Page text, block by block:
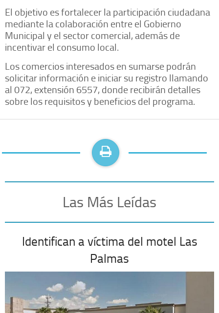
El objetivo es fortalecer la participación ciudadana
mediante la colaboración entre el Gobierno
Municipal y el sector comercial, además de
incentivar el consumo local.
Los comercios interesados en sumarse podrán
solicitar información e iniciar su registro llamando
al 072, extensión 6557, donde recibirán detalles
sobre los requisitos y beneficios del programa.
Las Más Leídas
Identifican a víctima del motel Las
Palmas